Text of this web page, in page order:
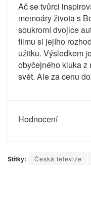
Ač se tvůrci
memoáry života s
soukromí dvojice
filmu si jejího
užitku. Výsledkem
obyčejného kluka z
svět. Ale za cenu
Hodnocení
Štítky: Česká televize